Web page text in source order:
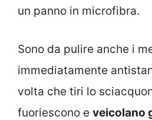
un panno in microfibra.
Sono da pulire anche i
immediatamente
volta che tiri lo
fuoriescono e veicolano